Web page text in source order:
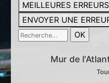
MEILLEURES ERREURS
ENVOYER UNE
Mur de